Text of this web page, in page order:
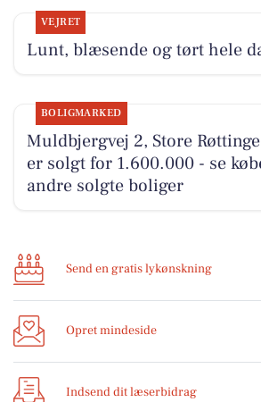
VEJRET
Lunt, blæsende og tørt hele
BOLIGMARKED
Muldbjergvej 2, Store
er solgt for 1.600.000 - se
andre solgte boliger
Send en gratis lykønskning
Opret mindeside
Indsend dit læserbidrag